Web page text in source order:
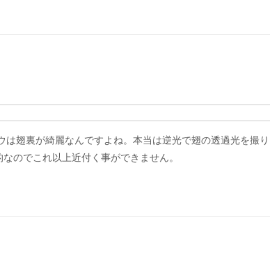
は翅裏が綺麗なんですよね。本当は逆光で翅の透過光を撮り
のでこれ以上近付く事ができません。